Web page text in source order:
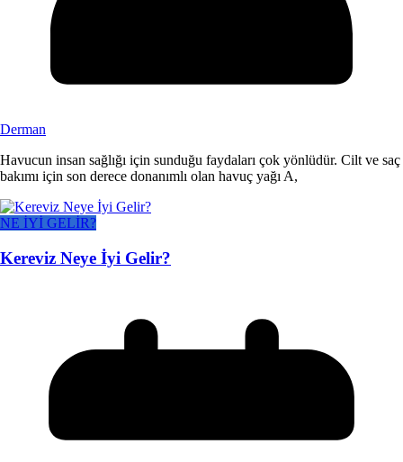
Derman
Havucun insan sağlığı için sunduğu faydaları çok yönlüdür. Cilt ve saç
bakımı için son derece donanımlı olan havuç yağı A,
NE İYİ GELİR?
Kereviz Neye İyi Gelir?